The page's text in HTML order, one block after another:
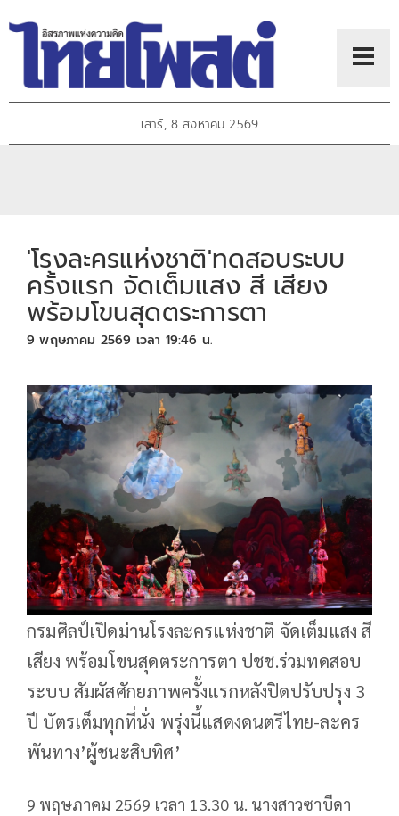
เสาร์, 8 สิงหาคม 2569
'โรงละครแห่งชาติ'ทดสอบระบบ
ครั้งแรก จัดเต็มแสง สี เสียง
พร้อมโขนสุดตระการตา
9 พฤษภาคม 2569 เวลา 19:46 น.
กรมศิลป์เปิดม่านโรงละครแห่งชาติ จัดเต็มแสง สี
เสียง พร้อมโขนสุดตระการตา ปชช.ร่วมทดสอบ
ระบบ สัมผัสศักยภาพครั้งแรกหลังปิดปรับปรุง 3
ปี บัตรเต็มทุกที่นั่ง พรุ่งนี้แสดงดนตรีไทย-ละคร
พันทาง’ผู้ชนะสิบทิศ’
9 พฤษภาคม 2569 เวลา 13.30 น. นางสาวซาบีดา